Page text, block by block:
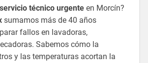
servicio técnico urgenteen Morcín?
sumamos más de 40 años
fallos en lavadoras,
Sabemos cómo la
y las temperaturas acortan la